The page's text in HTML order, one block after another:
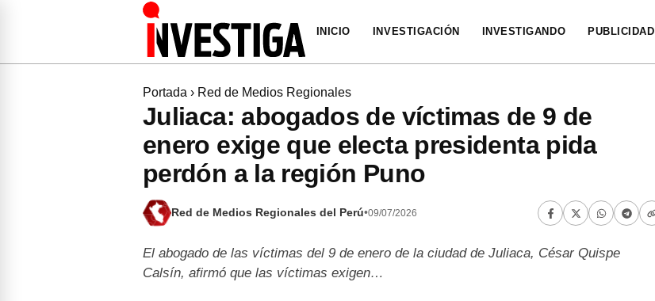
INICIO INVESTIGACIÓN INVESTIGANDO PUBLICIDAD
Portada › Red de Medios Regionales
Juliaca: abogados de víctimas de 9 de
enero exige que electa presidenta pida
perdón a la región Puno
Red de Medios Regionales del Perú•09/07/2026
El abogado de las víctimas del 9 de enero de la ciudad de Juliaca, César Quispe
Calsín, afirmó que las víctimas exigen…